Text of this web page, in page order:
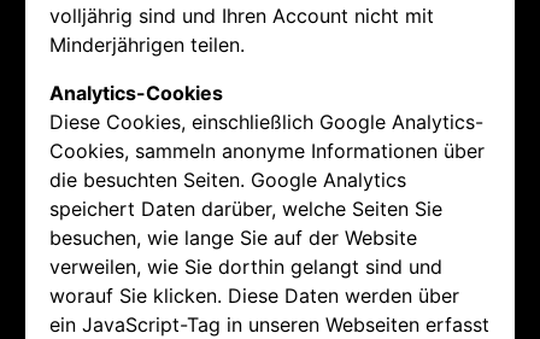
volljährig sind und Ihren Account nicht mit
Minderjährigen teilen.
Analytics-Cookies
Diese Cookies, einschließlich Google Analytics-
Cookies, sammeln anonyme Informationen über
die besuchten Seiten. Google Analytics
speichert Daten darüber, welche Seiten Sie
besuchen, wie lange Sie auf der Website
verweilen, wie Sie dorthin gelangt sind und
worauf Sie klicken. Diese Daten werden über
ein JavaScript-Tag in unseren Webseiten erfasst